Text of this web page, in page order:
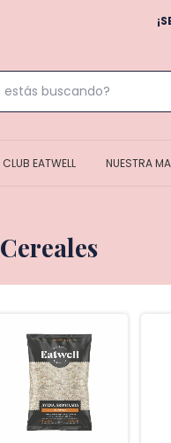
EATWELL NUESTRA